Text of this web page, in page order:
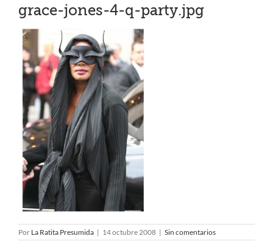
grace-jones-4-q-party.jpg
Por La Ratita Presumida | 14 octubre 2008 | Sin comentarios